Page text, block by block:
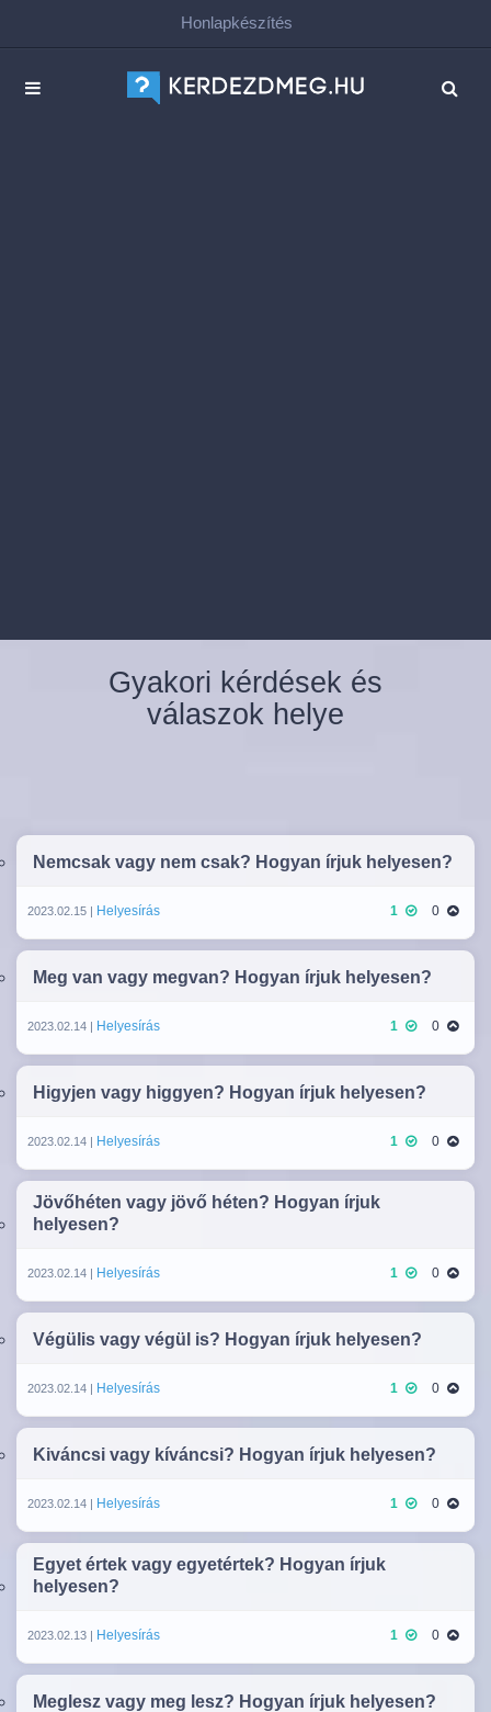
Honlapkészítés
Gyakori kérdések és
válaszok helye
Nemcsak vagy nem csak? Hogyan írjuk helyesen?
2023.02.15 | Helyesírás 1 0
Meg van vagy megvan? Hogyan írjuk helyesen?
2023.02.14 | Helyesírás 1 0
Higyjen vagy higgyen? Hogyan írjuk helyesen?
2023.02.14 | Helyesírás 1 0
Jövőhéten vagy jövő héten? Hogyan írjuk
helyesen?
2023.02.14 | Helyesírás 1 0
Végülis vagy végül is? Hogyan írjuk helyesen?
2023.02.14 | Helyesírás 1 0
Kiváncsi vagy kíváncsi? Hogyan írjuk helyesen?
2023.02.14 | Helyesírás 1 0
Egyet értek vagy egyetértek? Hogyan írjuk
helyesen?
2023.02.13 | Helyesírás 1 0
Meglesz vagy meg lesz? Hogyan írjuk helyesen?